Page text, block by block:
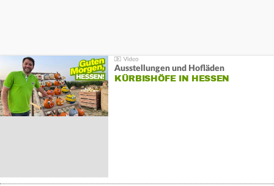
Ausstellungen und Hofläden
KÜRBISHÖFE IN HESSEN